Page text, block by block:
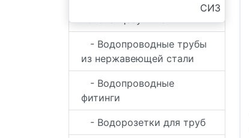
СИЗ
полотенцесушителя
- Водопроводные трубы
из нержавеющей стали
- Водопроводные
фитинги
- Водорозетки для труб